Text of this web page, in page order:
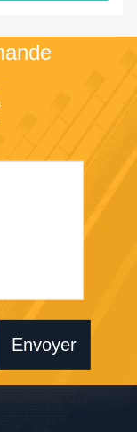
Envoyer